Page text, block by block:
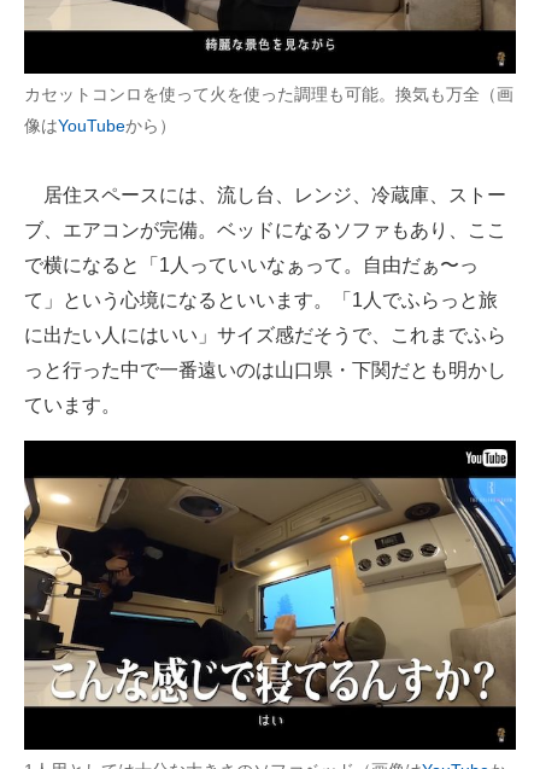
カセットコンロを使って火を使った調理も可能。換気も万全（画
像はYouTubeから）
居住スペースには、流し台、レンジ、冷蔵庫、ストー
ブ、エアコンが完備。ベッドになるソファもあり、ここ
で横になると「1人っていいなぁって。自由だぁ〜っ
て」という心境になるといいます。「1人でふらっと旅
に出たい人にはいい」サイズ感だそうで、これまでふら
っと行った中で一番遠いのは山口県・下関だとも明かし
ています。